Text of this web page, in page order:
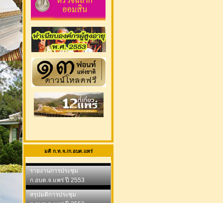
มติ ก.ท.จ./ก.อบต.แพร่
รายงานการประชุม
ก.อบต.จ.แพร่ ปี 2553
สรุปมติการประชุม